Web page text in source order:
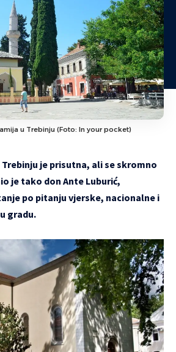
u Trebinju (Foto: In your pocket)
je prisutna, ali se skromno
je tako don Ante Luburić,
po pitanju vjerske, nacionalne i
gradu.